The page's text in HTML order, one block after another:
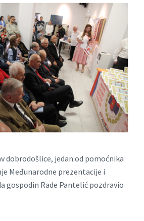
dobrodošlice, jedan od pomoćnika
Međunarodne prezentacije i
gospodin Rade Pantelić pozdravio